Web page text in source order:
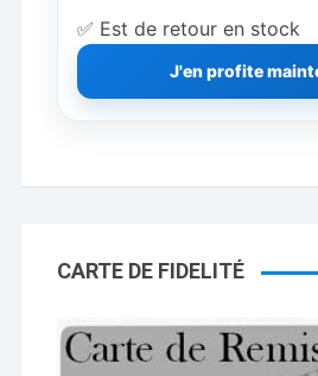
✅ Est de retour en stock
J'en profite
CARTE DE FIDELITÉ